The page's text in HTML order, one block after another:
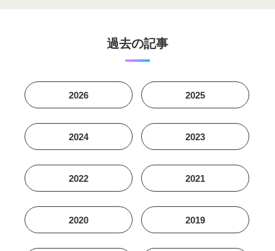
過去の記事
2026 2025
2024 2023
2022 2021
2020 2019